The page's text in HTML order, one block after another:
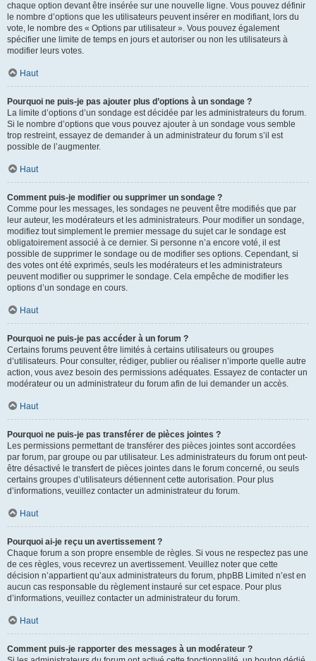
chaque option devant être insérée sur une nouvelle ligne. Vous pouvez définir
le nombre d’options que les utilisateurs peuvent insérer en modifiant, lors du
vote, le nombre des « Options par utilisateur ». Vous pouvez également
spécifier une limite de temps en jours et autoriser ou non les utilisateurs à
modifier leurs votes.
Haut
Pourquoi ne puis-je pas ajouter plus d’options à un sondage ?
La limite d’options d’un sondage est décidée par les administrateurs du forum.
Si le nombre d’options que vous pouvez ajouter à un sondage vous semble
trop restreint, essayez de demander à un administrateur du forum s’il est
possible de l’augmenter.
Haut
Comment puis-je modifier ou supprimer un sondage ?
Comme pour les messages, les sondages ne peuvent être modifiés que par
leur auteur, les modérateurs et les administrateurs. Pour modifier un sondage,
modifiez tout simplement le premier message du sujet car le sondage est
obligatoirement associé à ce dernier. Si personne n’a encore voté, il est
possible de supprimer le sondage ou de modifier ses options. Cependant, si
des votes ont été exprimés, seuls les modérateurs et les administrateurs
peuvent modifier ou supprimer le sondage. Cela empêche de modifier les
options d’un sondage en cours.
Haut
Pourquoi ne puis-je pas accéder à un forum ?
Certains forums peuvent être limités à certains utilisateurs ou groupes
d’utilisateurs. Pour consulter, rédiger, publier ou réaliser n’importe quelle autre
action, vous avez besoin des permissions adéquates. Essayez de contacter un
modérateur ou un administrateur du forum afin de lui demander un accès.
Haut
Pourquoi ne puis-je pas transférer de pièces jointes ?
Les permissions permettant de transférer des pièces jointes sont accordées
par forum, par groupe ou par utilisateur. Les administrateurs du forum ont peut-
être désactivé le transfert de pièces jointes dans le forum concerné, ou seuls
certains groupes d’utilisateurs détiennent cette autorisation. Pour plus
d’informations, veuillez contacter un administrateur du forum.
Haut
Pourquoi ai-je reçu un avertissement ?
Chaque forum a son propre ensemble de règles. Si vous ne respectez pas une
de ces règles, vous recevrez un avertissement. Veuillez noter que cette
décision n’appartient qu’aux administrateurs du forum, phpBB Limited n’est en
aucun cas responsable du règlement instauré sur cet espace. Pour plus
d’informations, veuillez contacter un administrateur du forum.
Haut
Comment puis-je rapporter des messages à un modérateur ?